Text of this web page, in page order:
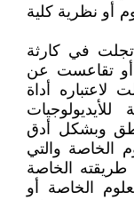
أو نظرية كلية
تجلت في كارثة
أو تقاعست عن
لاعتباره أداة
وبشكل أدق
الخاصة والتي
طريقته الخاصة
الخاصة أو